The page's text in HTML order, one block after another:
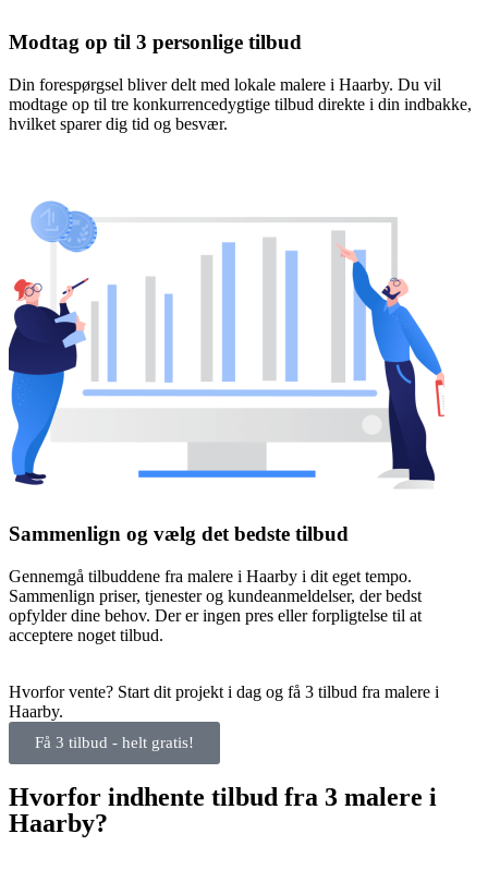
Modtag op til 3 personlige tilbud
Din forespørgsel bliver delt med lokale malere i Haarby. Du vil
modtage op til tre konkurrencedygtige tilbud direkte i din indbakke,
hvilket sparer dig tid og besvær.
Sammenlign og vælg det bedste tilbud
Gennemgå tilbuddene fra malere i Haarby i dit eget tempo.
Sammenlign priser, tjenester og kundeanmeldelser, der bedst
opfylder dine behov. Der er ingen pres eller forpligtelse til at
acceptere noget tilbud.
Hvorfor vente? Start dit projekt i dag og få 3 tilbud fra malere i
Haarby.
Få 3 tilbud - helt gratis!
Hvorfor indhente tilbud fra 3 malere i
Haarby?